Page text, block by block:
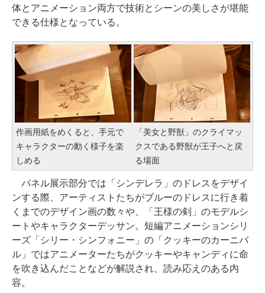
体とアニメーション両方で技術とシーンの美しさが堪能
できる仕様となっている。
作画用紙をめくると、手元で
キャラクターの動く様子を楽
しめる
「美女と野獣」のクライマッ
クスである野獣が王子へと戻
る場面
パネル展示部分では「シンデレラ」のドレスをデザイ
ンする際、アーティストたちがブルーのドレスに行き着
くまでのデザイン画の数々や、「王様の剣」のモデルシ
ートやキャラクターデッサン。短編アニメーションシリ
ーズ「シリー・シンフォニー」の「クッキーのカーニバ
ル」ではアニメーターたちがクッキーやキャンディに命
を吹き込んだことなどが解説され、読み応えのある内
容。